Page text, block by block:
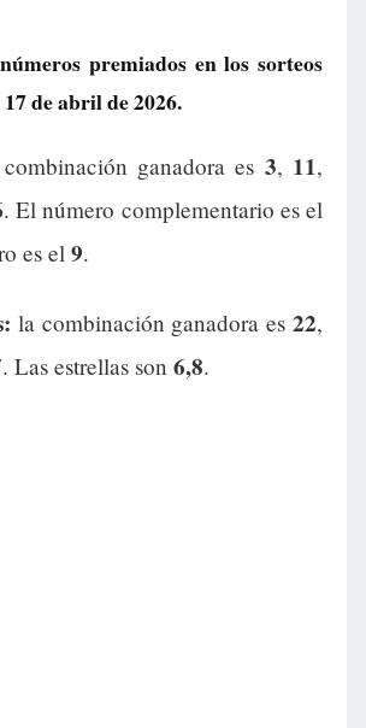
premiados en los sorteos
de abril de 2026.
ganadora es 3, 11,
. El número complementario es el
es el 9.
la combinación ganadora es 22,
. Las estrellas son 6,8.